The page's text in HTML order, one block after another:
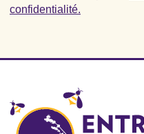
confidentialité.